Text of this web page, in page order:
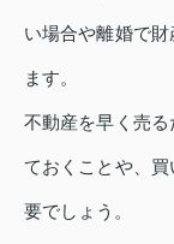
い場合や離婚で
ます。
不動産を早く売
ておくことや、
要でしょう。